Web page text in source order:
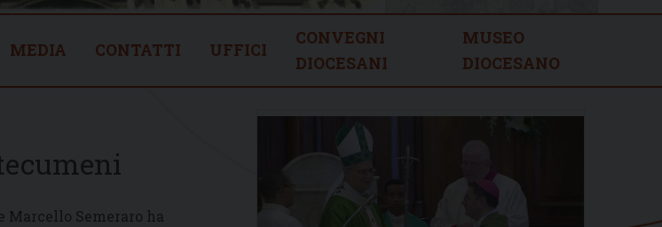
MEDIA CONTATTI UFFICI
CONVEGNI
DIOCESANI
MUSEO
DIOCESANO
Marcello Semeraro ha